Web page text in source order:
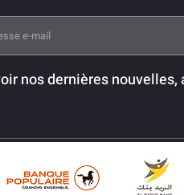
nos dernières